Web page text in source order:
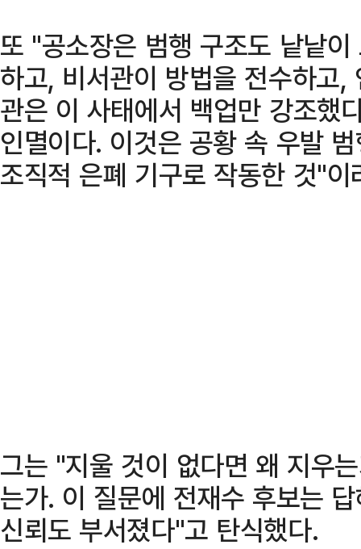
또 "공소장은 범행 구조도 낱낱
하고, 비서관이 방법을 전수하고
관은 이 사태에서 백업만 강조
인멸이다. 이것은 공황 속 우발
조직적 은폐 기구로 작동한 것"이
그는 "지울 것이 없다면 왜 지우
는가. 이 질문에 전재수 후보는
신뢰도 부서졌다"고 탄식했다.